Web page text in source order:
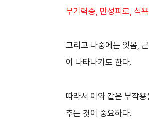
무기력증, 만성피로, 식
그리고 나중에는 잇몸,
이 나타나기도 한다.
따라서 이와 같은 부작
주는 것이 중요하다.